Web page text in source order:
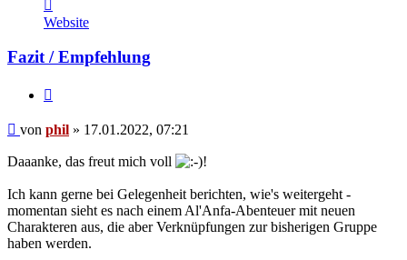
von
phil
Website
Fazit / Empfehlung
Beitrag
von phil » 17.01.2022, 07:21
Daaanke, das freut mich voll !
Ich kann gerne bei Gelegenheit berichten, wie's weitergeht -
momentan sieht es nach einem Al'Anfa-Abenteuer mit neuen
Charakteren aus, die aber Verknüpfungen zur bisherigen Gruppe
haben werden.